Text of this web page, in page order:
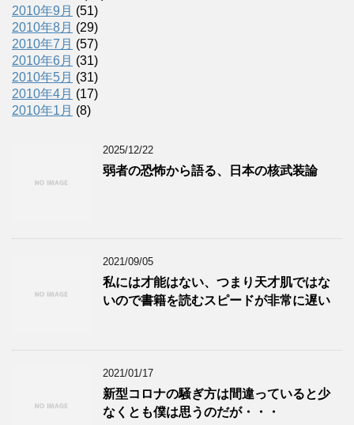
2010年9月 (51)
2010年8月 (29)
2010年7月 (57)
2010年6月 (31)
2010年5月 (31)
2010年4月 (17)
2010年1月 (8)
2025/12/22
弱者の恐怖から語る、日本の核武装論
2021/09/05
私には才能はない、つまり天才肌ではな
いので書籍を読むスピードが非常に遅い
2021/01/17
新型コロナの騒ぎ方は間違っていると少
なくとも僕は思うのだが・・・